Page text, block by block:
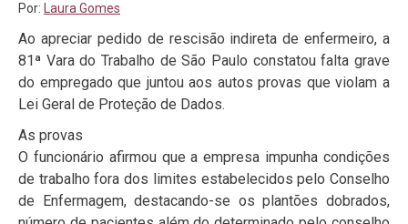
Por: Laura Gomes
Ao apreciar pedido de rescisão indireta de enfermeiro, a
81ª Vara do Trabalho de São Paulo constatou falta grave
do empregado que juntou aos autos provas que violam a
Lei Geral de Proteção de Dados.
As provas
O funcionário afirmou que a empresa impunha condições
de trabalho fora dos limites estabelecidos pelo Conselho
de Enfermagem, destacando-se os plantões dobrados,